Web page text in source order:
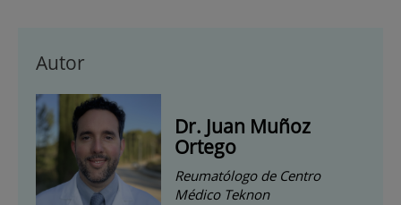
Autor
Dr. Juan Muñoz
Ortego
Reumatólogo de Centro
Médico Teknon